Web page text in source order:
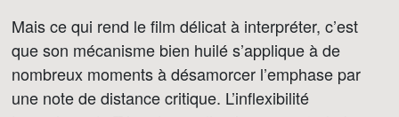
Mais ce qui rend le film délicat à interpréter, c’est
que son mécanisme bien huilé s’applique à de
nombreux moments à désamorcer l’emphase par
une note de distance critique. L’inflexibilité